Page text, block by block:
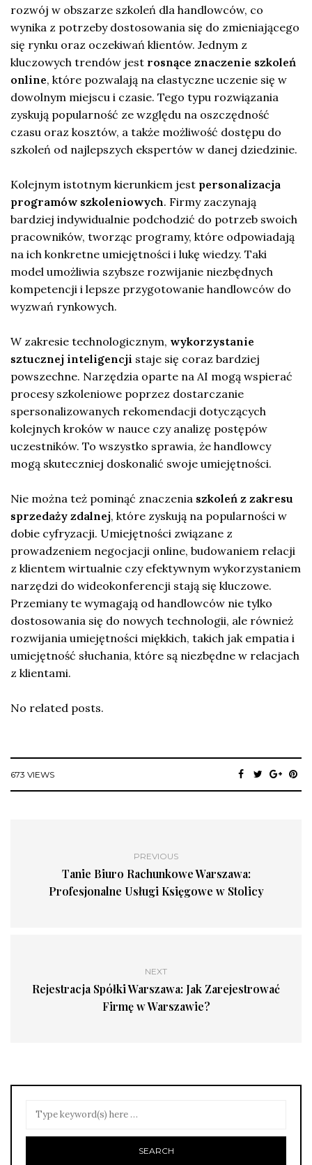
rozwój w obszarze szkoleń dla handlowców, co
wynika z potrzeby dostosowania się do zmieniającego
się rynku oraz oczekiwań klientów. Jednym z
kluczowych trendów jest rosnące znaczenie szkoleń
online, które pozwalają na elastyczne uczenie się w
dowolnym miejscu i czasie. Tego typu rozwiązania
zyskują popularność ze względu na oszczędność
czasu oraz kosztów, a także możliwość dostępu do
szkoleń od najlepszych ekspertów w danej dziedzinie.
Kolejnym istotnym kierunkiem jest personalizacja
programów szkoleniowych. Firmy zaczynają
bardziej indywidualnie podchodzić do potrzeb swoich
pracowników, tworząc programy, które odpowiadają
na ich konkretne umiejętności i lukę wiedzy. Taki
model umożliwia szybsze rozwijanie niezbędnych
kompetencji i lepsze przygotowanie handlowców do
wyzwań rynkowych.
W zakresie technologicznym, wykorzystanie
sztucznej inteligencji staje się coraz bardziej
powszechne. Narzędzia oparte na AI mogą wspierać
procesy szkoleniowe poprzez dostarczanie
spersonalizowanych rekomendacji dotyczących
kolejnych kroków w nauce czy analizę postępów
uczestników. To wszystko sprawia, że handlowcy
mogą skuteczniej doskonalić swoje umiejętności.
Nie można też pominąć znaczenia szkoleń z zakresu
sprzedaży zdalnej, które zyskują na popularności w
dobie cyfryzacji. Umiejętności związane z
prowadzeniem negocjacji online, budowaniem relacji
z klientem wirtualnie czy efektywnym wykorzystaniem
narzędzi do wideokonferencji stają się kluczowe.
Przemiany te wymagają od handlowców nie tylko
dostosowania się do nowych technologii, ale również
rozwijania umiejętności miękkich, takich jak empatia i
umiejętność słuchania, które są niezbędne w relacjach
z klientami.
No related posts.
673 VIEWS
PREVIOUS
Tanie Biuro Rachunkowe Warszawa:
Profesjonalne Usługi Księgowe w Stolicy
NEXT
Rejestracja Spółki Warszawa: Jak Zarejestrować
Firmę w Warszawie?